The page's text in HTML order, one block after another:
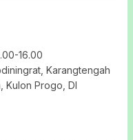
16.00
Karangtengah
Kulon Progo, DI